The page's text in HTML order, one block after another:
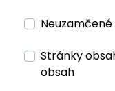
Stránky
obsah